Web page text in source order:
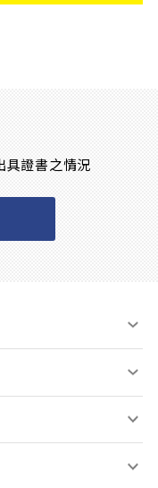
具證書之情況